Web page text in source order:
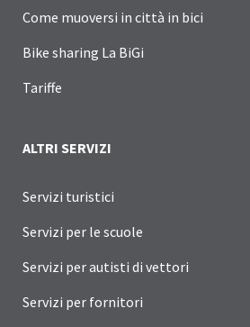
Come muoversi in città in bici
Bike sharing La BiGi
Tariffe
ALTRI SERVIZI
Servizi turistici
Servizi per le scuole
Servizi per autisti di vettori
Servizi per fornitori